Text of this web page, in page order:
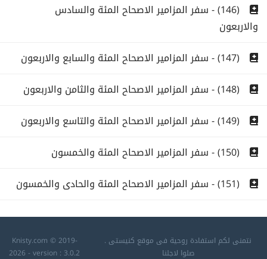
(146) - سفر المزامير الاصحاح المئة والسادس
والاربعون
(147) - سفر المزامير الاصحاح المئة والسابع والاربعون
(148) - سفر المزامير الاصحاح المئة والثامن والاربعون
(149) - سفر المزامير الاصحاح المئة والتاسع والاربعون
(150) - سفر المزامير الاصحاح المئة والخمسون
(151) - سفر المزامير الاصحاح المئة والحادى والخمسون
نتمنى لكم استفادة روحية فى موقع كنيستى .
صلوا لاجلنا
Knisty.com © 2019-
2026 - version : 3.0.2